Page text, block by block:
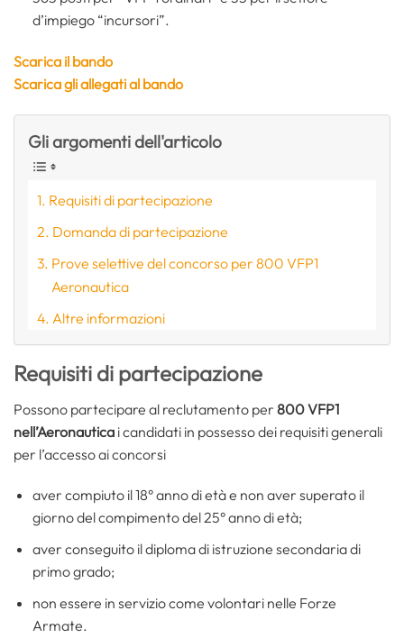
d’impiego “incursori”.
Scarica il bando
Scarica gli allegati al bando
Gli argomenti dell'articolo
Requisiti di partecipazione
Domanda di partecipazione
Prove selettive del concorso per 800 VFP1
Aeronautica
Altre informazioni
Requisiti di partecipazione
Possono partecipare al reclutamento per 800 VFP1
nell’Aeronautica i candidati in possesso dei requisiti generali
per l’accesso ai concorsi
aver compiuto il 18° anno di età e non aver superato il
giorno del compimento del 25° anno di età;
aver conseguito il diploma di istruzione secondaria di
primo grado;
non essere in servizio come volontari nelle Forze
Armate.